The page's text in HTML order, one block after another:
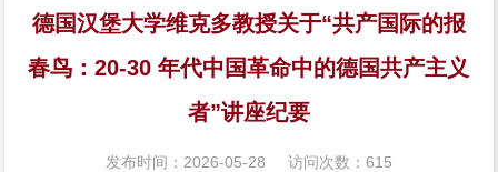
德国汉堡大学维克多教授关于“共产国际的报
春鸟：20-30 年代中国革命中的德国共产主义
者”讲座纪要
发布时间：2026-05-28 访问次数： 615